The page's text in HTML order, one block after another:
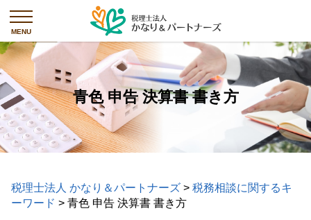
青色 申告 決算書 書き方
税理士法人 かなり＆パートナーズ > 税務相談に関するキ
ーワード > 青色 申告 決算書 書き方